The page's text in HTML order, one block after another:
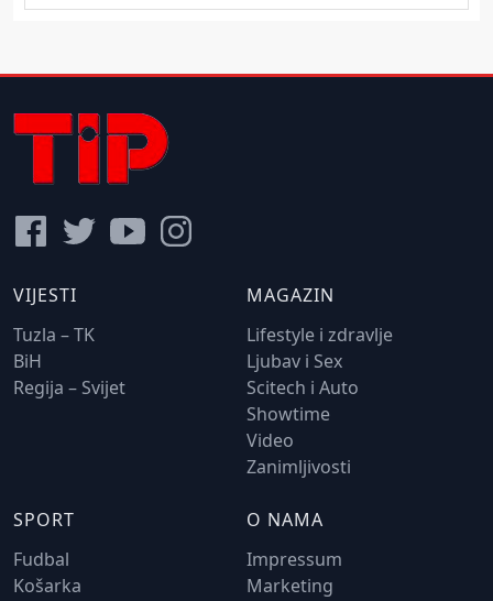
VIJESTI
Tuzla – TK
BiH
Regija – Svijet
MAGAZIN
Lifestyle i zdravlje
Ljubav i Sex
Scitech i Auto
Showtime
Video
Zanimljivosti
SPORT
Fudbal
Košarka
O NAMA
Impressum
Marketing